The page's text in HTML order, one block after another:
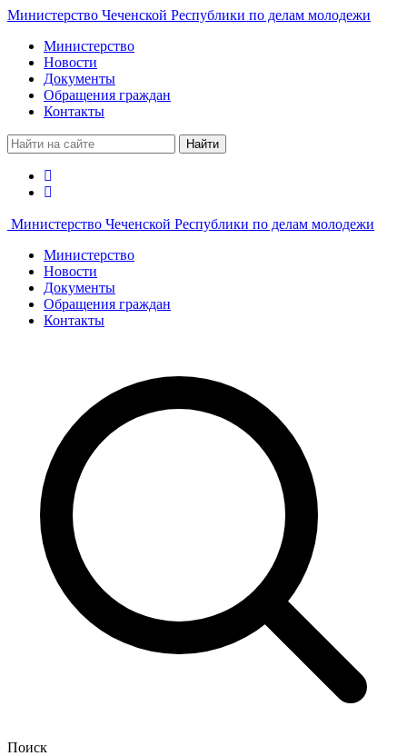
Министерство Чеченской Республики по делам молодежи
Министерство
Новости
Документы
Обращения граждан
Контакты
Найти
Министерство Чеченской Республики по делам молодежи
Министерство
Новости
Документы
Обращения граждан
Контакты
Поиск